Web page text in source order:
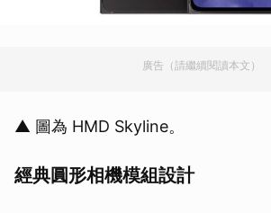
廣告（請繼續閱讀本文）
▲ 圖為 HMD Skyline。
經典圓形相機模組設計